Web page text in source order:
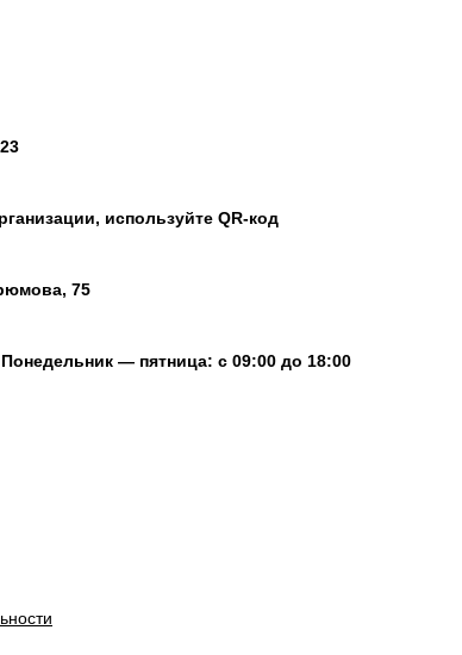
используйте QR-код
75
— пятница: с 09:00 до 18:00